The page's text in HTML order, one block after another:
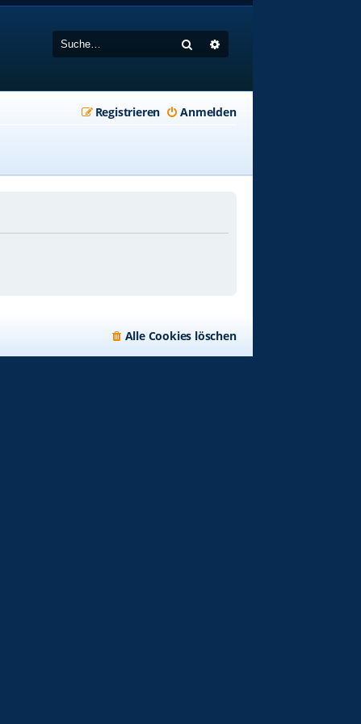
Suche
Anmelden
Registrieren
Alle Cookies löschen